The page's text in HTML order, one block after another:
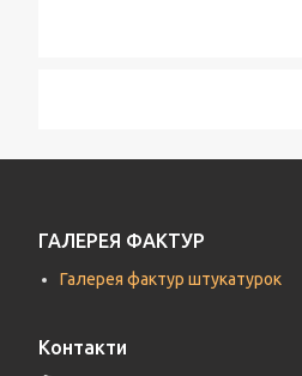
ГАЛЕРЕЯ ФАКТУР
Галерея фактур штукатурок
Контакти